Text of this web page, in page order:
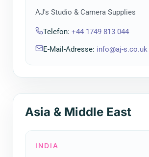
AJ's Studio & Camera Supplies
Telefon: +44 1749 813 044
E-Mail-Adresse: info@aj-s.co.uk
Asia & Middle East
INDIA